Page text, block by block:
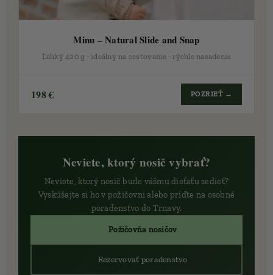
Minu – Natural Slide and Snap
Ľahký 420 g · ideálny na cestovanie · rýchle nasadenie
198 € POZRIEŤ →
Neviete, ktorý nosič vybrať?
Neviete, ktorý nosič bude vášmu dieťaťu sedieť?
Vyskúšajte si ho v požičovni alebo príďte na osobné
poradenstvo do Trnavy.
🔄 Požičovňa nosičov
🎓 Rezervovať poradenstvo